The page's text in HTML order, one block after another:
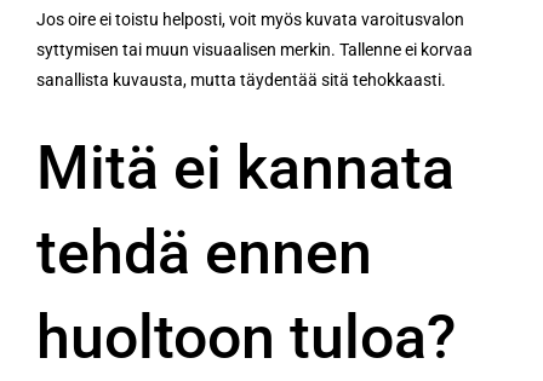
Jos oire ei toistu helposti, voit myös kuvata varoitusvalon
syttymisen tai muun visuaalisen merkin. Tallenne ei korvaa
sanallista kuvausta, mutta täydentää sitä tehokkaasti.
Mitä ei kannata
tehdä ennen
huoltoon tuloa?